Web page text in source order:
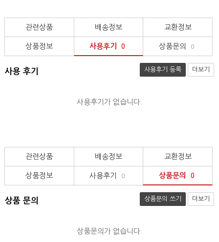
관련상품 배송정보 교환정보
상품정보 사용후기 0 상품문의 0
사용 후기 사용후기 등록 더보기
사용후기가 없습니다.
관련상품 배송정보 교환정보
상품정보 사용후기 0 상품문의 0
상품 문의 상품문의 쓰기 더보기
상품문의가 없습니다.